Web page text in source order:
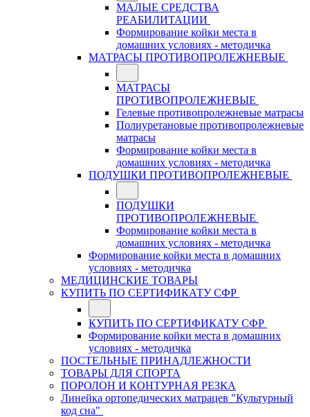
МАЛЫЕ СРЕДСТВА
РЕАБИЛИТАЦИИ
Формирование койки места в
домашних условиях - методичка
МАТРАСЫ ПРОТИВОПРОЛЕЖНЕВЫЕ
МАТРАСЫ
ПРОТИВОПРОЛЕЖНЕВЫЕ
Гелевые противопролежневые матрасы
Полиуретановые противопролежневые
матрасы
Формирование койки места в
домашних условиях - методичка
ПОДУШКИ ПРОТИВОПРОЛЕЖНЕВЫЕ
ПОДУШКИ
ПРОТИВОПРОЛЕЖНЕВЫЕ
Формирование койки места в
домашних условиях - методичка
Формирование койки места в домашних
условиях - методичка
МЕДИЦИНСКИЕ ТОВАРЫ
КУПИТЬ ПО СЕРТИФИКАТУ СФР
КУПИТЬ ПО СЕРТИФИКАТУ СФР
Формирование койки места в домашних
условиях - методичка
ПОСТЕЛЬНЫЕ ПРИНАДЛЕЖНОСТИ
ТОВАРЫ ДЛЯ СПОРТА
ПОРОЛОН И КОНТУРНАЯ РЕЗКА
Линейка ортопедических матрацев "Культурный
код сна"